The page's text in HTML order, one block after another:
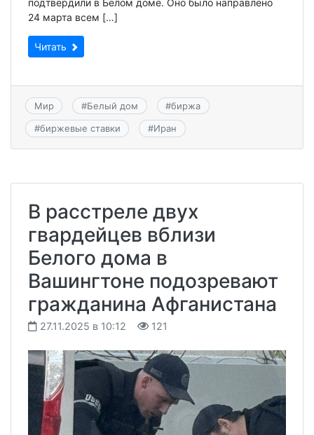
подтвердили в Белом доме. Оно было направлено
24 марта всем […]
Читать
Мир #Белый дом #биржа
#биржевые ставки #Иран
В расстреле двух
гвардейцев вблизи
Белого дома в
Вашингтоне подозревают
гражданина Афганистана
27.11.2025 в 10:12 121